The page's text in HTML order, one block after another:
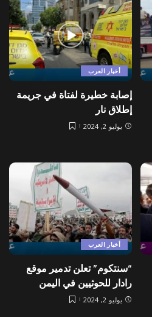
أخبار العرب
إصابة خطيرة لفتاة في جريمة
إطلاق نار
يوليو 2, 2024
أخبار العرب
“سنتكوم” تعلن تدمير موقع
رادار للحوثيين في اليمن
يوليو 2, 2024